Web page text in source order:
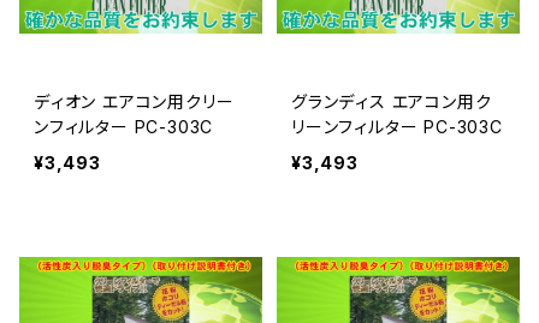
ディオン エアコン用クリー
ンフィルター PC-303C
¥3,493
グランディス エアコン用ク
リーンフィルター PC-303C
¥3,493